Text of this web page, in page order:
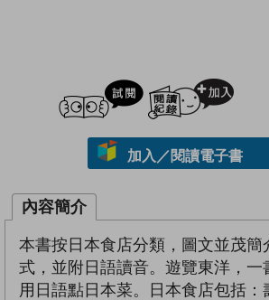
試閲
加入／閱讀電子書
內容簡介
本書按日本食店分類，圖文並茂簡
式，並附日語讀音。遊覽東洋，一
用日語點日本菜。日本食店包括：